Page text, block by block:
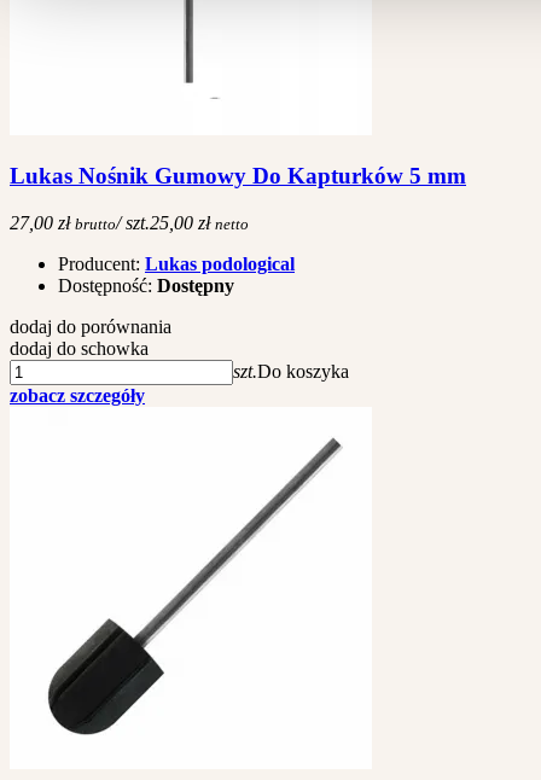
Lukas Nośnik Gumowy Do Kapturków 5 mm
27,00 zł brutto/ szt.25,00 zł netto
Producent: Lukas podological
Dostępność: Dostępny
dodaj do porównania
dodaj do schowka
szt.Do koszyka
zobacz szczegóły